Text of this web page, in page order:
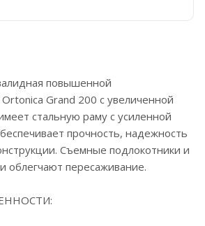
повышенной
Grand 200 с увеличенной
стальную раму с усиленной
прочность, надежность
Съемные подлокотники и
облегчают пересаживание.